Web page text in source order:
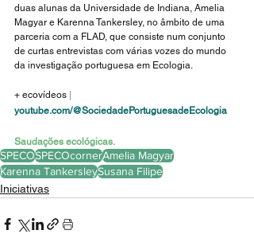
duas alunas da Universidade de Indiana, Amelia
Magyar e Karenna Tankersley, no âmbito de uma
parceria com a FLAD, que consiste num conjunto
de curtas entrevistas com várias vozes do mundo
da investigação portuguesa em Ecologia.
+ ecovídeos |
youtube.com/@SociedadePortuguesadeEcologia
Saudações ecológicas.
SPECOSPECOcornerAmelia Magyar
Karenna TankersleySusana Filipe
Iniciativas